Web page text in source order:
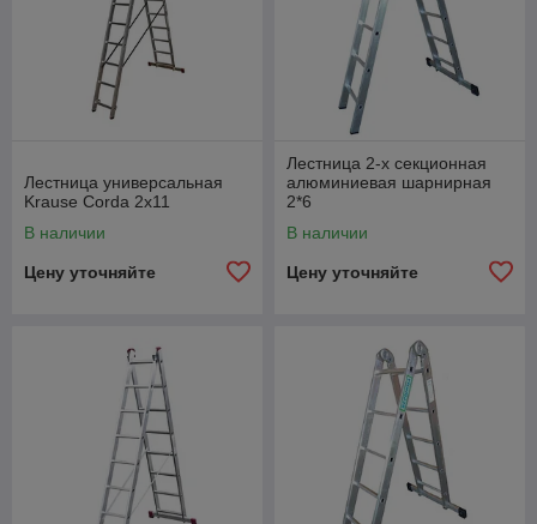
Лестница универсальная
Krause Corda 2х11
В наличии
Цену уточняйте
Лестница 2-х секционная
алюминиевая шарнирная
2*6
В наличии
Цену уточняйте